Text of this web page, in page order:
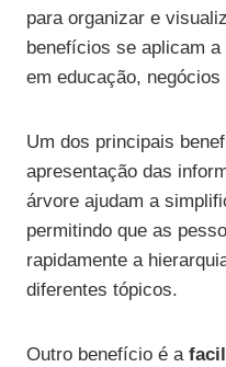
para organizar e
benefícios se aplicam
em educação,
Um dos principais
apresentação das
árvore ajudam a
permitindo que as
rapidamente a
diferentes tópicos.
Outro benefício é a